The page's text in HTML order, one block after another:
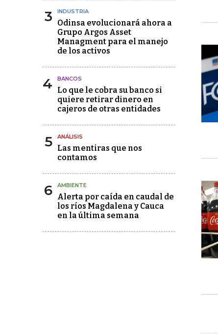
3 INDUSTRIA
Odinsa evolucionará ahora a
Grupo Argos Asset
Managment para el manejo
de los activos
4 BANCOS
Lo que le cobra su banco si
quiere retirar dinero en
cajeros de otras entidades
5 ANÁLISIS
Las mentiras que nos
contamos
6 AMBIENTE
Alerta por caída en caudal de
los ríos Magdalena y Cauca
en la última semana